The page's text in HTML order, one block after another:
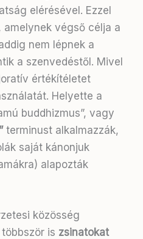
elérésével. Ezzel
végső célja a
nem lépnek a
a szenvedéstől. Mivel
értékítéletet
. Helyette a
buddhizmus”, vagy
terminust alkalmazzák,
saját kánonjuk
alapozták
közösség
is zsinatokat